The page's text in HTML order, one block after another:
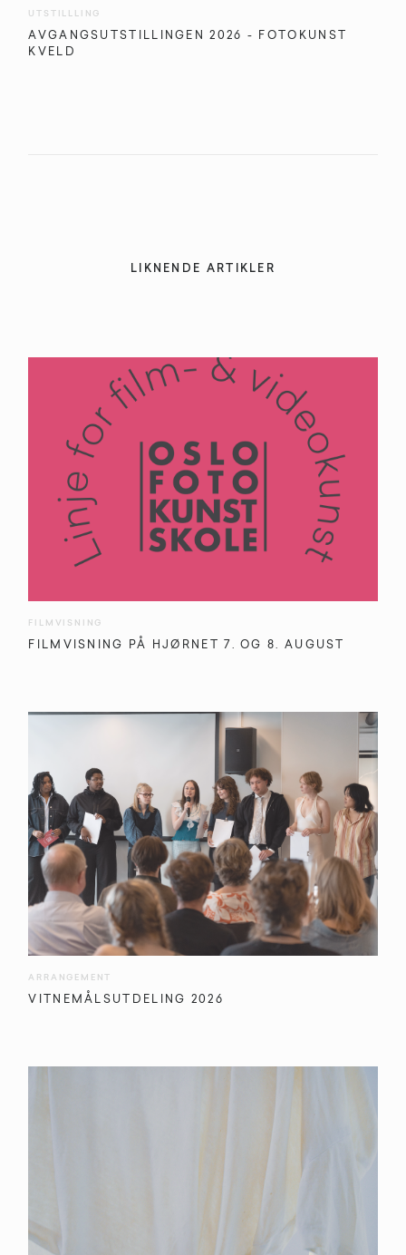
UTSTILLLING
AVGANGSUTSTILLINGEN 2026 - FOTOKUNST
KVELD
LIKNENDE ARTIKLER
FILMVISNING
FILMVISNING PÅ HJØRNET 7. OG 8. AUGUST
ARRANGEMENT
VITNEMÅLSUTDELING 2026